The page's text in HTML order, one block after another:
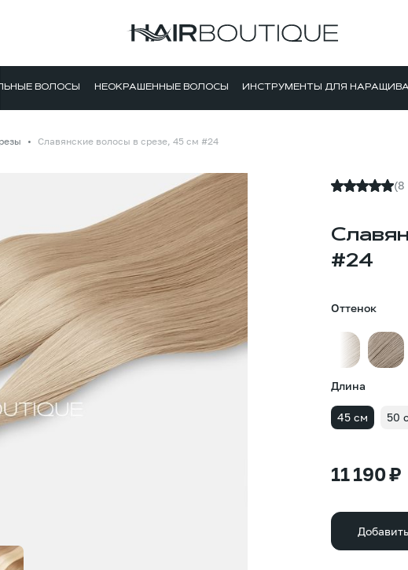
ВОЛОСЫ НЕОКРАШЕННЫЕ ВОЛОСЫ ИНСТРУМЕНТЫ ДЛЯ
Славянские волосы в срезе, 45 см #24
(8
#24
Оттенок
Длина
45 см 50
11 190 ₽